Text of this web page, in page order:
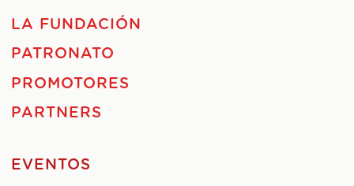
LA FUNDACIÓN
PATRONATO
PROMOTORES
PARTNERS
EVENTOS